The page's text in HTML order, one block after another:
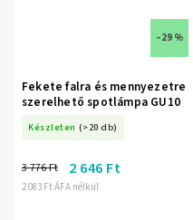
–29 %
Fekete falra és mennyezetre
szerelhető spotlámpa GU10
Készleten (>20 db)
2 083 Ft ÁFA nélkül
3 776 Ft 2 646 Ft